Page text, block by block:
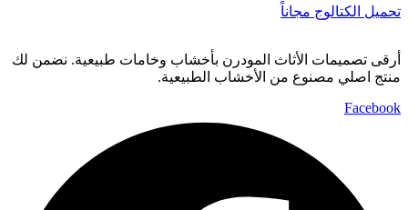
تحميل الكتالوج مجاناً
أرقى تصميمات الأثاث المودرن بأخشاب وخامات طبيعية. نضمن لك
منتج اصلي مصنوع من الأخشاب الطبيعية.
Facebook